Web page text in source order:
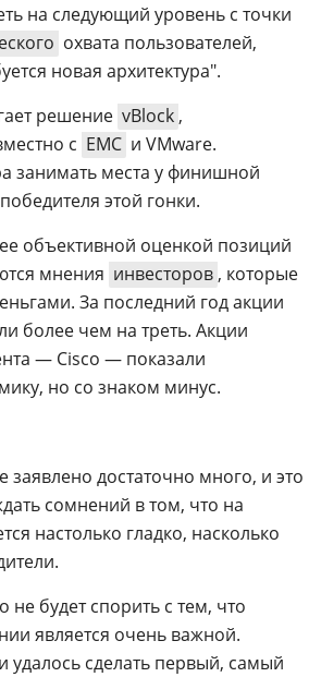
на следующий уровень с точки
охвата пользователей,
новая архитектура".
решение vBlock ,
с EMC и VMware.
занимать места у финишной
этой гонки.
объективной оценкой позиций
мнения инвесторов , которые
За последний год акции
более чем на треть. Акции
— Cisco — показали
но со знаком минус.
достаточно много, и это
сомнений в том, что на
настолько гладко, насколько
не будет спорить с тем, что
является очень важной.
удалось сделать первый, самый